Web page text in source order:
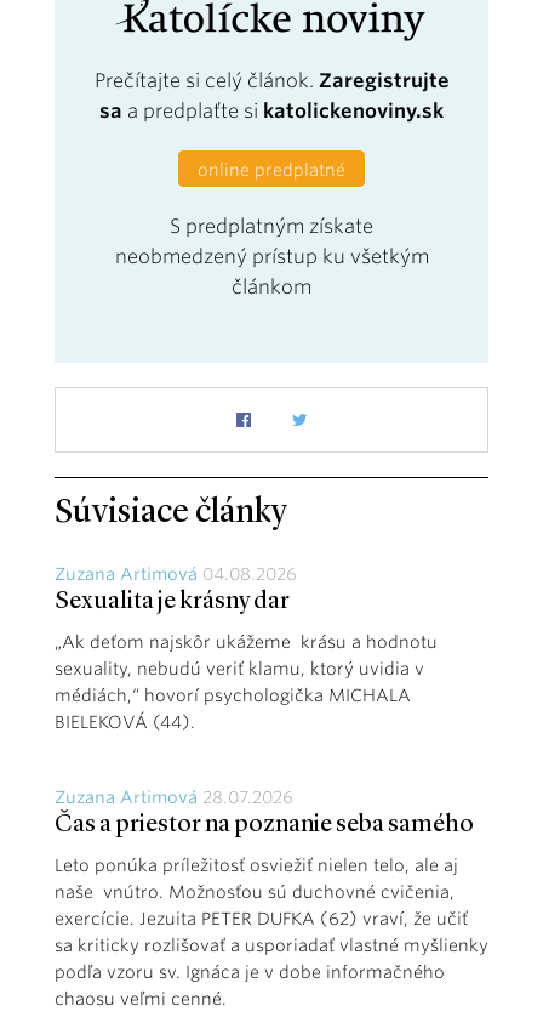
Prečítajte si celý článok. Zaregistrujte
sa a predplaťte si katolickenoviny.sk
online predplatné
S predplatným získate
neobmedzený prístup ku všetkým
článkom
Súvisiace články
Zuzana Artimová 04.08.2026
Sexualita je krásny dar
„Ak deťom najskôr ukážeme krásu a hodnotu
sexuality, nebudú veriť klamu, ktorý uvidia v
médiách,“ hovorí psychologička MICHALA
BIELEKOVÁ (44).
Zuzana Artimová 28.07.2026
Čas a priestor na poznanie seba samého
Leto ponúka príležitosť osviežiť nielen telo, ale aj
naše vnútro. Možnosťou sú duchovné cvičenia,
exercície. Jezuita PETER DUFKA (62) vraví, že učiť
sa kriticky rozlišovať a usporiadať vlastné myšlienky
podľa vzoru sv. Ignáca je v dobe informačného
chaosu veľmi cenné.